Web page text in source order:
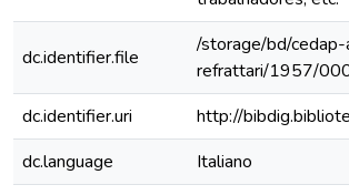
dc.identifier.file
/storage/bd/
refrattari/1957/
dc.identifier.uri
http://
dc.language
Italiano